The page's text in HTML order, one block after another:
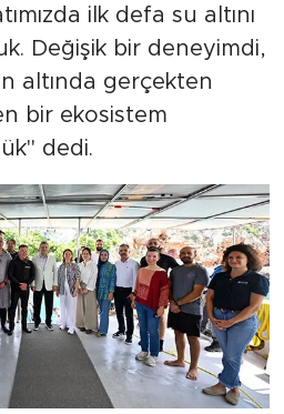
ilk defa su altını
Değişik bir deneyimdi,
altında gerçekten
bir ekosistem
dedi.